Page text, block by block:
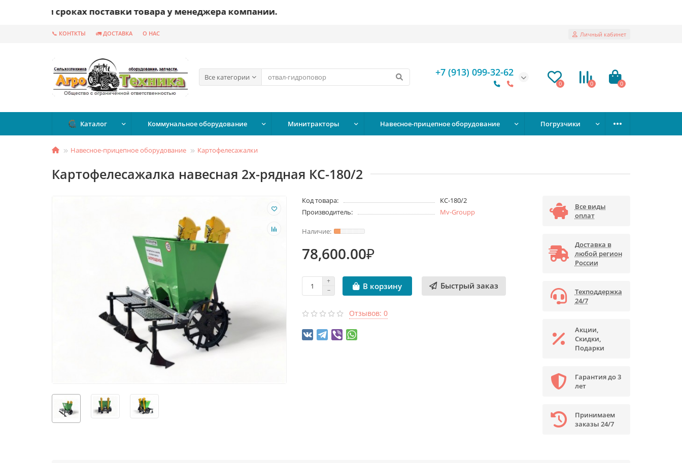
и сроках поставки товара у менеджера компании.
📞 КОНТКТЫ 🚛 ДОСТАВКА О НАС Личный кабинет
Все категории +7 (913) 099-32-62
0 0 0
Каталог Коммунальное оборудование Минитракторы Навесное-прицепное оборудование Погрузчики
Навесное-прицепное оборудование Картофелесажалки
Картофелесажалка навесная 2х-рядная КС-180/2
Код товара:
КС-180/2
Производитель:
Mv-Groupp
78,600.00₽
В корзину Быстрый заказ
Отзывов: 0
Все виды
оплат
Доставка в
любой регион
России
Техподдержка
24/7
Акции,
Скидки,
Подарки
Гарантия до 3
лет
Принимаем
заказы 24/7